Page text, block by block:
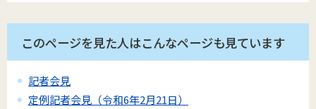
このページを見た人はこんなページも見ています
記者会見
定例記者会見（令和6年2月21日）